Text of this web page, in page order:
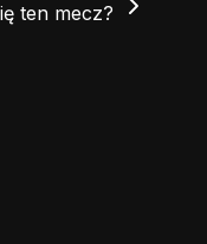
ten mecz?